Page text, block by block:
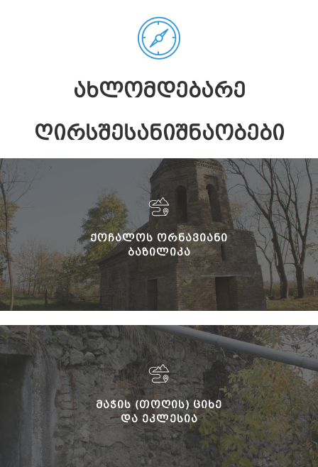
ᲐᲮᲚᲝᲛᲓᲔᲑᲐᲠᲔ
ᲦᲘᲠᲡᲨᲔᲡᲐᲜᲘᲨᲜᲐᲝᲑᲔᲑᲘ
ᲥᲝᲩᲐᲚᲝᲡ ᲝᲠᲜᲐᲕᲘᲐᲜᲘ
ᲑᲐᲖᲘᲚᲘᲙᲐ
ᲛᲐᲭᲘᲡ (ᲗᲝᲦᲘᲡ) ᲪᲘᲮᲔ
ᲓᲐ ᲔᲙᲚᲔᲡᲘᲐ